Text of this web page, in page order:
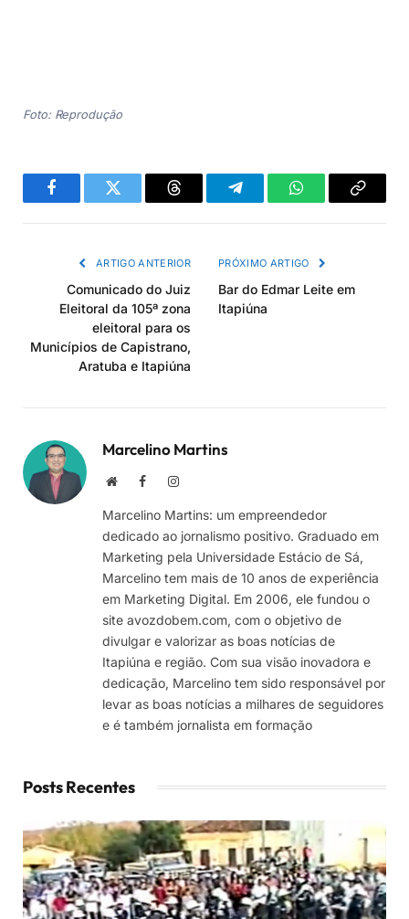
Foto: Reprodução
FacebookTwitter Threads TelegramWhatsAppCopiar
ARTIGO ANTERIOR
Comunicado do Juiz
Eleitoral da 105ª zona
eleitoral para os
Municípios de Capistrano,
Aratuba e Itapiúna
PRÓXIMO ARTIGO
Bar do Edmar Leite em
Itapiúna
Marcelino Martins
Site FacebookInstagram
Marcelino Martins: um empreendedor
dedicado ao jornalismo positivo. Graduado em
Marketing pela Universidade Estácio de Sá,
Marcelino tem mais de 10 anos de experiência
em Marketing Digital. Em 2006, ele fundou o
site avozdobem.com, com o objetivo de
divulgar e valorizar as boas notícias de
Itapiúna e região. Com sua visão inovadora e
dedicação, Marcelino tem sido responsável por
levar as boas notícias a milhares de seguidores
e é também jornalista em formação
Posts Recentes